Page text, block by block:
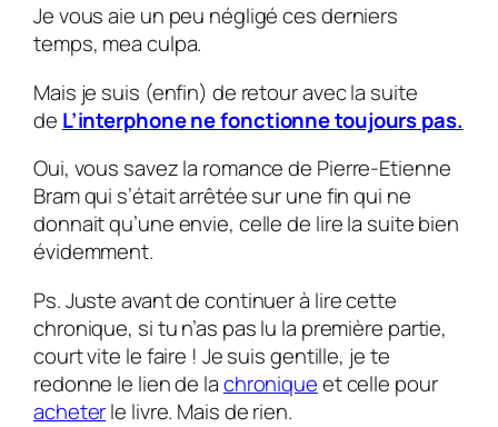
Je vous aie un peu négligé ces derniers
temps, mea culpa.
Mais je suis (enfin) de retour avec la suite
de L’interphone ne fonctionne toujours pas.
Oui, vous savez la romance de Pierre-Etienne
Bram qui s’était arrêtée sur une fin qui ne
donnait qu’une envie, celle de lire la suite bien
évidemment.
Ps. Juste avant de continuer à lire cette
chronique, si tu n’as pas lu la première partie,
court vite le faire ! Je suis gentille, je te
redonne le lien de lachroniqueet celle pour
acheterle livre. Mais de rien.